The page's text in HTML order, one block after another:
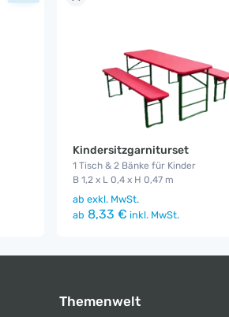
Kindersitzgarniturset
1 Tisch & 2 Bänke für Kinder
B 1,2 x L 0,4 x H 0,47 m
ab exkl. MwSt.
ab 8,33 € inkl. MwSt.
Themenwelt